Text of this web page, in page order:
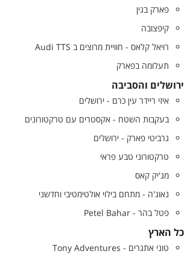
פארק בגין
קיפצובה
רויאל קלאס - חוויית מרוצים ב Audi TTS
תעלומה בפארק
ירושלים והסביבה
איזי ריידר עין כרם - ירושלים
בעקבות השטח - אקסטרים עם טרקטורונים
גרביטי פארק - ירושלים
טרקטורוני טבע פראי
מג'יק קאס
נאוג'ה - מתחם בילוי אולטימטיבי וחדשני
פטל בהר - Petel Bahar
כל הארץ
טוני אתגרים - Tony Adventures